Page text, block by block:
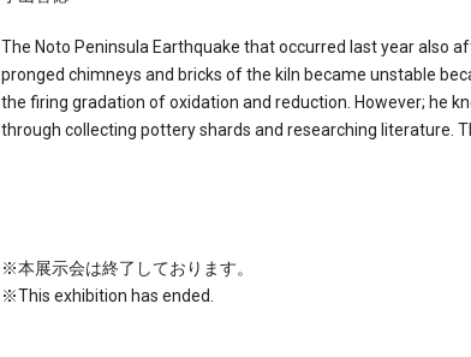
The Noto Peninsula Earthquake that occurred last year also
pronged chimneys and bricks of the kiln became unstable
the firing gradation of oxidation and reduction. However; he
through collecting pottery shards and researching literature.
※本展示会は終了しております。
※This exhibition has ended.